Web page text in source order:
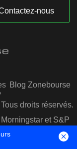
nous
Blog Zonebourse
droits réservés.
et S&P